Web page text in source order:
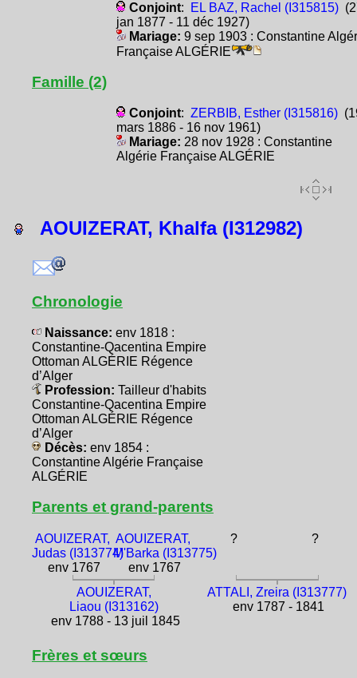
Conjoint: EL BAZ, Rachel (I315815)
jan 1877 - 11 déc 1927)
Mariage: 9 sep 1903 : Constantine
Française ALGÉRIE
Famille (2)
Conjoint: ZERBIB, Esther (I315816)
mars 1886 - 16 nov 1961)
Mariage: 28 nov 1928 : Constantine
Algérie Française ALGÉRIE
AOUIZERAT, Khalfa (I312982)
Chronologie
Naissance: env 1818 :
Constantine-Qacentina Empire
Ottoman ALGÉRIE Régence
d’Alger
Profession: Tailleur d'habits
Constantine-Qacentina Empire
Ottoman ALGÉRIE Régence
d’Alger
Décès: env 1854 :
Constantine Algérie Française
ALGÉRIE
Parents et grand-parents
AOUIZERAT,
Judas (I313774)
env 1767
AOUIZERAT,
M'Barka (I313775)
env 1767
? ?
AOUIZERAT,
Liaou (I313162)
env 1788 - 13 juil 1845
ATTALI, Zreira (I313777)
env 1787 - 1841
Frères et sœurs